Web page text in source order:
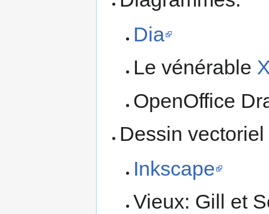
Dia
Le vénérable
OpenOffice
Dessin vectoriel
Inkscape
Vieux: Gill et